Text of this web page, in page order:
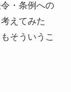
・条例への
えてみた
そういうこ